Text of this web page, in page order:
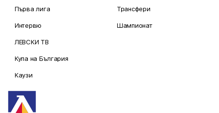
Първа лига
Интервю
ЛЕВСКИ ТВ
Купа на България
Каузи
Трансфери
Шампионат